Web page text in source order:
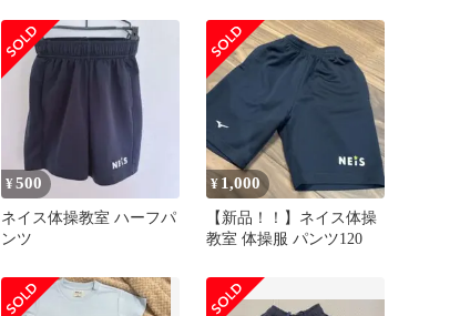
¥500
ネイス体操教室 ハーフパ
ンツ
¥ 1,000
【新品！！】ネイス体操
教室 体操服 パンツ120